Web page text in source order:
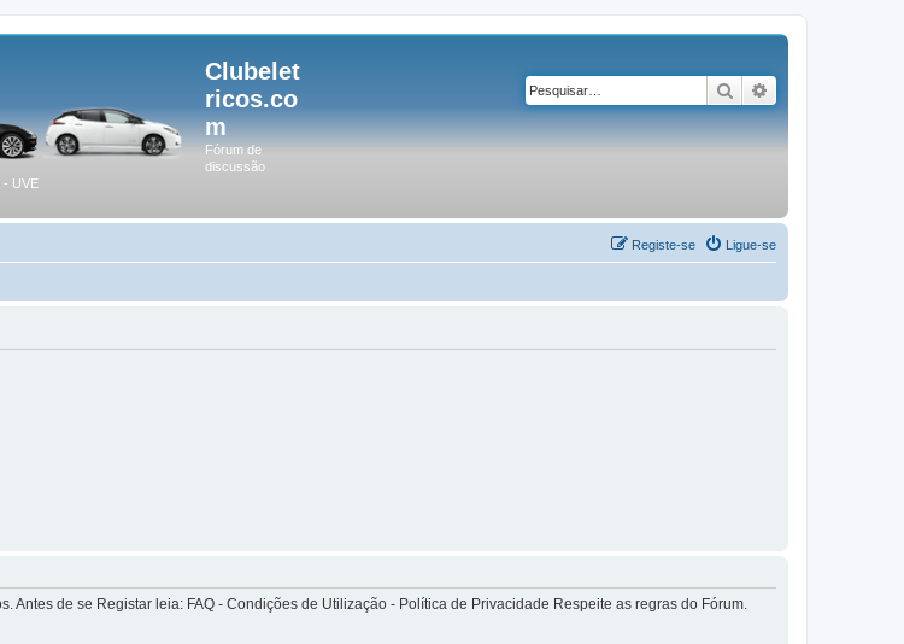
Clubelet
ricos.co
m
Fórum de
discussão
- UVE
Pesquisar
Ligue-se
Registe-se
de se Registar leia: FAQ - Condições de Utilização - Política de Privacidade Respeite as regras do Fórum.